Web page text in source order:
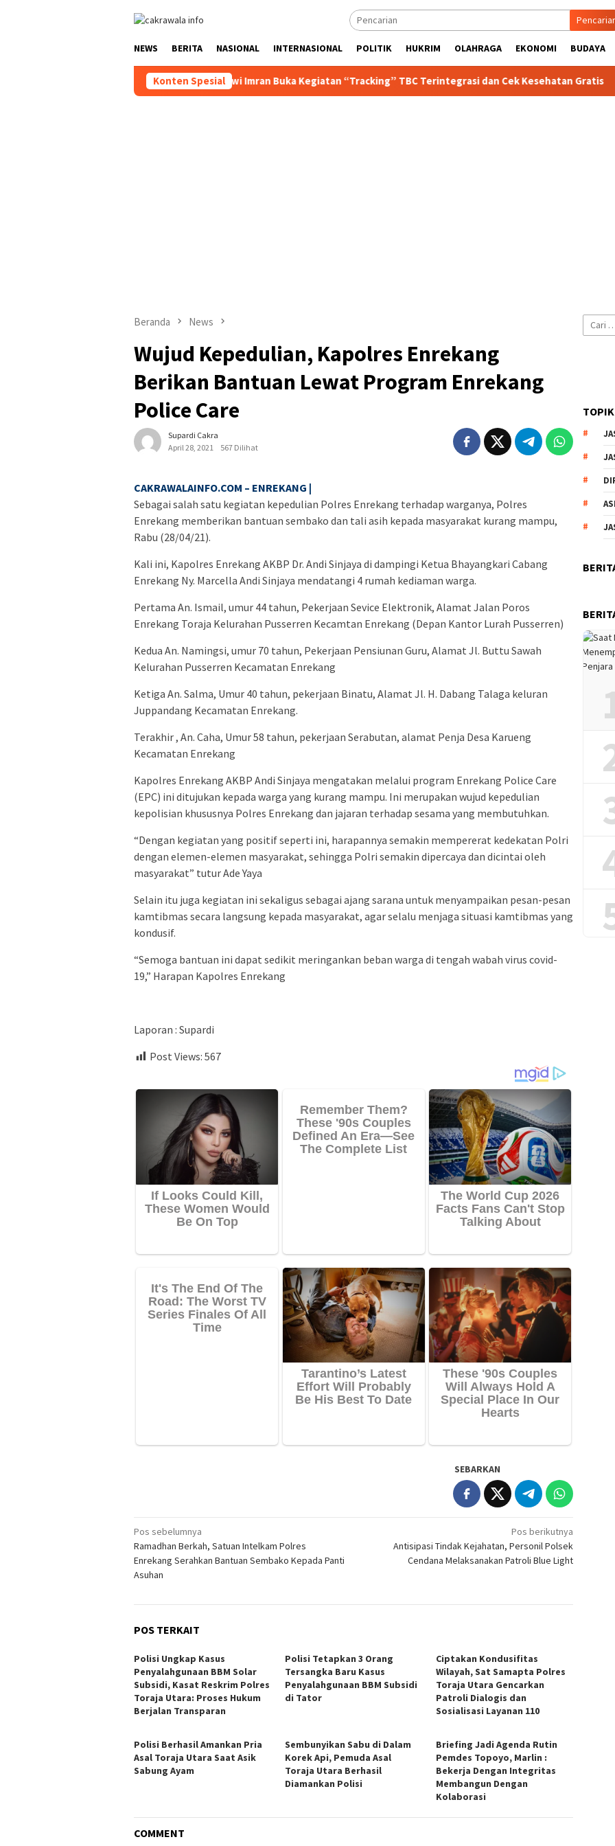
NEWS BERITA NASIONAL INTERNASIONAL POLITIK HUKRIM OLAHRAGA EKONOMI BUDAYA
Konten Spesial
Camat Konda Moamar Ashrawi Imran Buka Kegiatan “Tracking” TBC Terintegrasi dan Cek Kesehatan Gratis Polisi
Beranda News
Wujud Kepedulian, Kapolres Enrekang
Berikan Bantuan Lewat Program Enrekang
Police Care
Supardi Cakra
April 28, 2021
567 Dilihat
CAKRAWALAINFO.COM – ENREKANG |
Sebagai salah satu kegiatan kepedulian Polres Enrekang terhadap warganya, Polres
Enrekang memberikan bantuan sembako dan tali asih kepada masyarakat kurang mampu,
Rabu (28/04/21).
Kali ini, Kapolres Enrekang AKBP Dr. Andi Sinjaya di dampingi Ketua Bhayangkari Cabang
Enrekang Ny. Marcella Andi Sinjaya mendatangi 4 rumah kediaman warga.
Pertama An. Ismail, umur 44 tahun, Pekerjaan Sevice Elektronik, Alamat Jalan Poros
Enrekang Toraja Kelurahan Pusserren Kecamtan Enrekang (Depan Kantor Lurah Pusserren)
Kedua An. Namingsi, umur 70 tahun, Pekerjaan Pensiunan Guru, Alamat Jl. Buttu Sawah
Kelurahan Pusserren Kecamatan Enrekang
Ketiga An. Salma, Umur 40 tahun, pekerjaan Binatu, Alamat Jl. H. Dabang Talaga keluran
Juppandang Kecamatan Enrekang.
Terakhir , An. Caha, Umur 58 tahun, pekerjaan Serabutan, alamat Penja Desa Karueng
Kecamatan Enrekang
Kapolres Enrekang AKBP Andi Sinjaya mengatakan melalui program Enrekang Police Care
(EPC) ini ditujukan kepada warga yang kurang mampu. Ini merupakan wujud kepedulian
kepolisian khususnya Polres Enrekang dan jajaran terhadap sesama yang membutuhkan.
“Dengan kegiatan yang positif seperti ini, harapannya semakin mempererat kedekatan Polri
dengan elemen-elemen masyarakat, sehingga Polri semakin dipercaya dan dicintai oleh
masyarakat” tutur Ade Yaya
Selain itu juga kegiatan ini sekaligus sebagai ajang sarana untuk menyampaikan pesan-pesan
kamtibmas secara langsung kepada masyarakat, agar selalu menjaga situasi kamtibmas yang
kondusif.
“Semoga bantuan ini dapat sedikit meringankan beban warga di tengah wabah virus covid-
19,” Harapan Kapolres Enrekang
Laporan : Supardi
Post Views: 567
SEBARKAN
Navigasi
pos
Pos sebelumnya
Ramadhan Berkah, Satuan Intelkam Polres
Enrekang Serahkan Bantuan Sembako Kepada Panti
Asuhan
Pos berikutnya
Antisipasi Tindak Kejahatan, Personil Polsek
Cendana Melaksanakan Patroli Blue Light
POS TERKAIT
Polisi Ungkap Kasus
Penyalahgunaan BBM Solar
Subsidi, Kasat Reskrim Polres
Toraja Utara: Proses Hukum
Berjalan Transparan
Polisi Tetapkan 3 Orang
Tersangka Baru Kasus
Penyalahgunaan BBM Subsidi
di Tator
Ciptakan Kondusifitas
Wilayah, Sat Samapta Polres
Toraja Utara Gencarkan
Patroli Dialogis dan
Sosialisasi Layanan 110
Polisi Berhasil Amankan Pria
Asal Toraja Utara Saat Asik
Sabung Ayam
Sembunyikan Sabu di Dalam
Korek Api, Pemuda Asal
Toraja Utara Berhasil
Diamankan Polisi
Briefing Jadi Agenda Rutin
Pemdes Topoyo, Marlin :
Bekerja Dengan Integritas
Membangun Dengan
Kolaborasi
COMMENT
Cari
untuk: